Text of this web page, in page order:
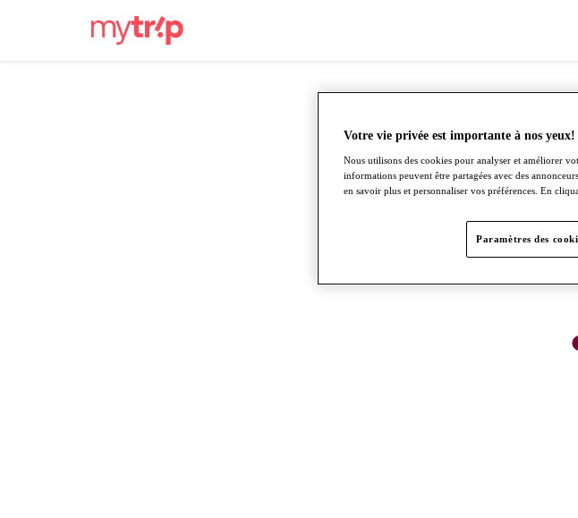
Votre vie privée est importante à nos yeux!
Nous utilisons des cookies pour analyser et améliorer
informations peuvent être partagées avec des
en savoir plus et personnaliser vos préférences. En
Paramètres des